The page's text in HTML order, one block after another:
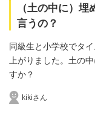
（土の中に）
言うの？
同級生と小学校でタ
上がりました。土の
すか？
kikiさん